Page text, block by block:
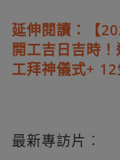
延伸閱讀：【
開工吉日吉時
工拜神儀式+
最新專訪片︰